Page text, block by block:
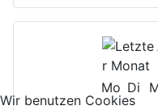
Mo Di
Wir benutzen Cookies